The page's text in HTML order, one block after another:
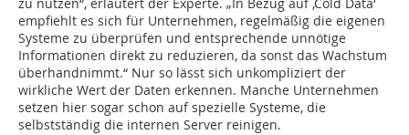
zu nutzen“, erläutert der Experte. „In Bezug auf ‚Cold Data‘
empfiehlt es sich für Unternehmen, regelmäßig die eigenen
Systeme zu überprüfen und entsprechende unnötige
Informationen direkt zu reduzieren, da sonst das Wachstum
überhandnimmt.“ Nur so lässt sich unkompliziert der
wirkliche Wert der Daten erkennen. Manche Unternehmen
setzen hier sogar schon auf spezielle Systeme, die
selbstständig die internen Server reinigen.